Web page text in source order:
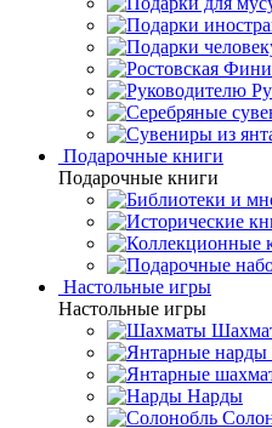
Подарочные книги
Подарочные книги
Настольные игры
Настольные игры
Нарды